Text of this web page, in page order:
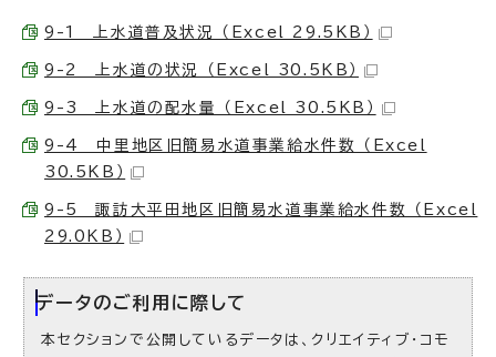
9-1 上水道普及状況 （Excel 29.5KB）
9-2 上水道の状況 （Excel 30.5KB）
9-3 上水道の配水量 （Excel 30.5KB）
9-4 中里地区旧簡易水道事業給水件数 （Excel
30.5KB）
9-5 諏訪大平田地区旧簡易水道事業給水件数 （Excel
29.0KB）
データのご利用に際して
本セクションで公開しているデータは、クリエイティブ・コモ